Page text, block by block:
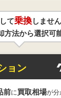
て乗換しませ
方法から選択可
ョン
前に買取相場が分